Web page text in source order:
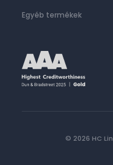
Egyéb termékek
© 2026 HC